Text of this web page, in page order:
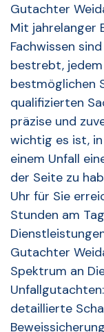
Gutachter
Mit jahrelanger
Fachwissen
bestrebt,
bestmöglichen
qualifizierten
präzise und
wichtig es ist,
einem Unfall
der Seite zu
Uhr für Sie
Stunden am
Gutachter
Spektrum an
detaillierte